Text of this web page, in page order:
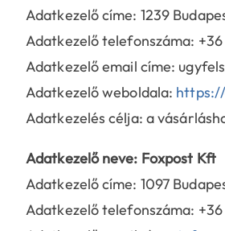
Adatkezelő címe: 1239
Adatkezelő telefonszáma: +36
Adatkezelő email címe:
Adatkezelő weboldala:
Adatkezelés célja: a
Adatkezelő neve: Foxpost Kft
Adatkezelő címe: 1097
Adatkezelő telefonszáma: